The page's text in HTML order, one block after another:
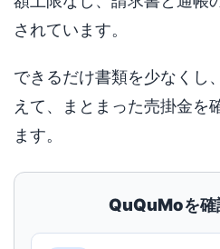
されています。
できるだけ書類を少なくし
えて、まとまった売掛金を
ます。
QuQuMoを確